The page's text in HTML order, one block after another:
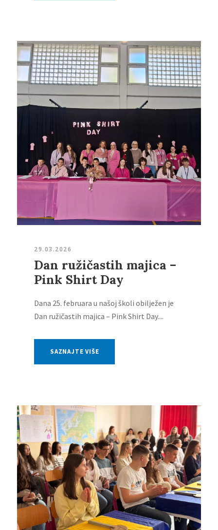
29.03.2026
Dan ružičastih majica –
Pink Shirt Day
Dana 25. februara u našoj školi obilježen je
Dan ružičastih majica – Pink Shirt Day....
SAZNAJTE VIŠE